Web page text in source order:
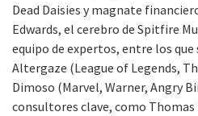
Dead Daisies y magnate
Edwards, el cerebro de Spitfire
equipo de expertos, entre los
Altergaze (League of Legends,
Dimoso (Marvel, Warner, Angry
consultores clave, como Thomas